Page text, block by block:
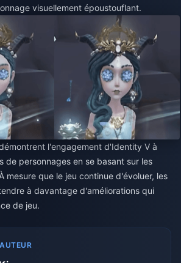
visuellement époustouflant.
l'engagement d'Identity V à
de personnages en se basant sur les
mesure que le jeu continue d'évoluer, les
à davantage d'améliorations qui
de jeu.